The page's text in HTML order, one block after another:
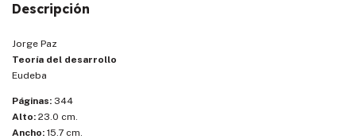
Descripción
Jorge Paz
Teoría del desarrollo
Eudeba
Páginas: 344
Alto: 23.0 cm.
Ancho: 15.7 cm.